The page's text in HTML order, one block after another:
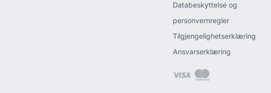
Databeskyttelse og
personvernregler
Tilgjengelighetserklæring
Ansvarserklæring